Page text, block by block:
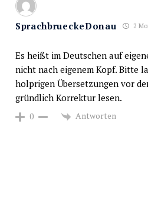
SprachbrueckeDonau 2
Es heißt im Deutschen auf
nicht nach eigenem Kopf. Bitte
holprigen Übersetzungen vor
gründlich Korrektur lesen.
0 Antworten